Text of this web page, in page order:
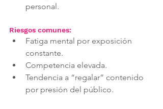
personal.
Riesgos comunes:
Fatiga mental por exposición
constante.
Competencia elevada.
Tendencia a “regalar” contenido
por presión del público.